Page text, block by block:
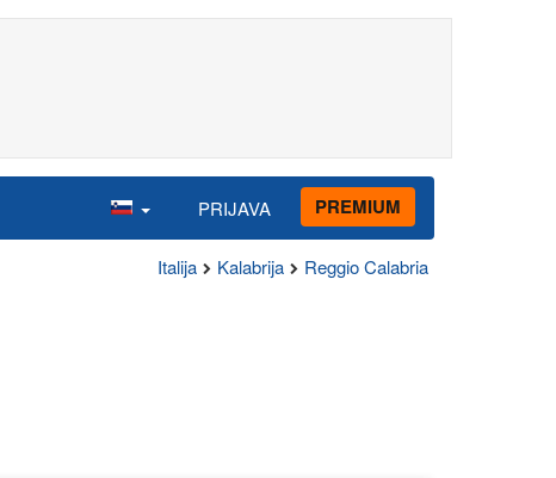
PRIJAVA PREMIUM
Italija Kalabrija Reggio Calabria